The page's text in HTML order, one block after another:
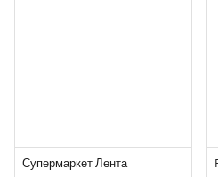
Супермаркет Лента